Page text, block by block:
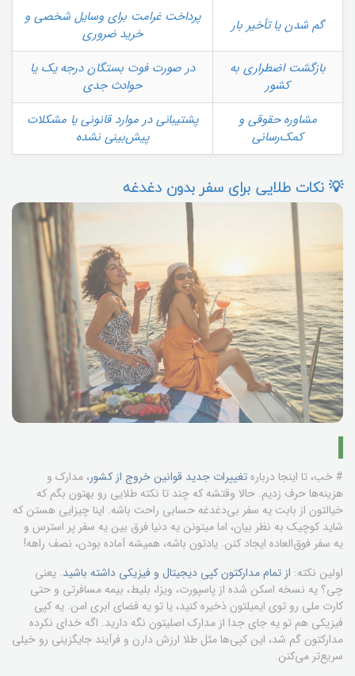
گم شدن یا تأخیر بار
پرداخت غرامت برای وسایل شخصی و
خرید ضروری
بازگشت اضطراری به
کشور
در صورت فوت بستگان درجه یک یا
حوادث جدی
مشاوره حقوقی و
کمک‌رسانی
پشتیبانی در موارد قانونی یا مشکلات
پیش‌بینی نشده
💡 نکات طلایی برای سفر بدون دغدغه
# خب، تا اینجا دربارهتغییرات جدید قوانین خروج از کشور، مدارک و
هزینه‌ها حرف زدیم. حالا وقتشه که چند تا نکته طلایی رو بهتون بگم که
خیالتون از بابت یه سفر بی‌دغدغه حسابی راحت باشه. اینا چیزایی هستن که
شاید کوچیک به نظر بیان، اما میتونن یه دنیا فرق بین یه سفر پر استرس و
یه سفر فوق‌العاده ایجاد کنن. یادتون باشه، همیشه آماده بودن، نصف راهه!
اولین نکته: از تمام مدارکتون کپی دیجیتال و فیزیکی داشته باشید. یعنی
چی؟ یه نسخه اسکن شده از پاسپورت، ویزا، بلیط، بیمه مسافرتی و حتی
کارت ملی رو توی ایمیلتون ذخیره کنید، یا تو یه فضای ابری امن. یه کپی
فیزیکی هم تو یه جای جدا از مدارک اصلیتون نگه دارید. اگه خدای نکرده
مدارکتون گم شد، این کپی‌ها مثل طلا ارزش دارن و فرآیند جایگزینی رو خیلی
سریع‌تر می‌کنن.